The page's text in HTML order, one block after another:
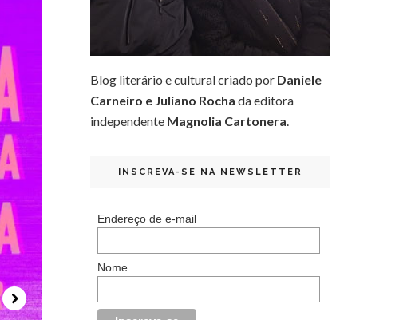
Blog literário e cultural criado por Daniele
Carneiro e Juliano Rocha da editora
independente Magnolia Cartonera.
INSCREVA-SE NA NEWSLETTER
Endereço de e-mail
Nome